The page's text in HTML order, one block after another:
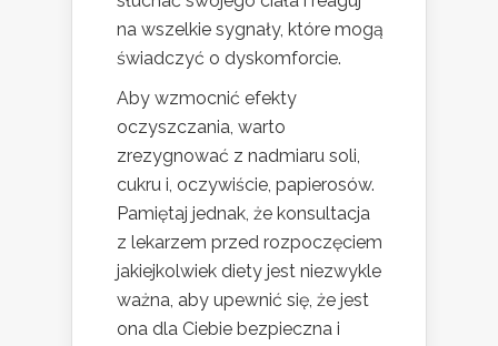
na wszelkie sygnały, które mogą
świadczyć o dyskomforcie.
Aby wzmocnić efekty
oczyszczania, warto
zrezygnować z nadmiaru soli,
cukru i, oczywiście, papierosów.
Pamiętaj jednak, że konsultacja
z lekarzem przed rozpoczęciem
jakiejkolwiek diety jest niezwykle
ważna, aby upewnić się, że jest
ona dla Ciebie bezpieczna i